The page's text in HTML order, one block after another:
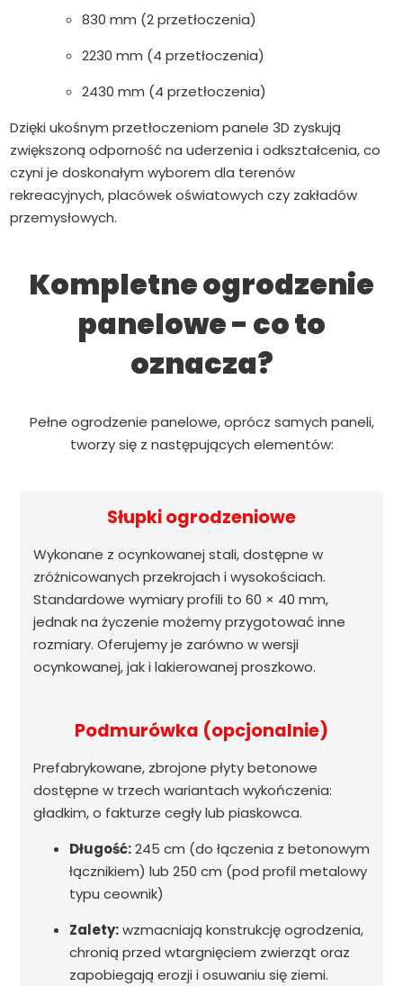
830 mm (2 przetłoczenia)
2230 mm (4 przetłoczenia)
2430 mm (4 przetłoczenia)
Dzięki ukośnym przetłoczeniom panele 3D zyskują
zwiększoną odporność na uderzenia i odkształcenia, co
czyni je doskonałym wyborem dla terenów
rekreacyjnych, placówek oświatowych czy zakładów
przemysłowych.
Kompletne ogrodzenie
panelowe - co to
oznacza?
Pełne ogrodzenie panelowe, oprócz samych paneli,
tworzy się z następujących elementów:
Słupki ogrodzeniowe
Wykonane z ocynkowanej stali, dostępne w
zróżnicowanych przekrojach i wysokościach.
Standardowe wymiary profili to 60 × 40 mm,
jednak na życzenie możemy przygotować inne
rozmiary. Oferujemy je zarówno w wersji
ocynkowanej, jak i lakierowanej proszkowo.
Podmurówka (opcjonalnie)
Prefabrykowane, zbrojone płyty betonowe
dostępne w trzech wariantach wykończenia:
gładkim, o fakturze cegły lub piaskowca.
Długość:245 cm (do łączenia z betonowym
łącznikiem) lub 250 cm (pod profil metalowy
typu ceownik)
Zalety:wzmacniają konstrukcję ogrodzenia,
chronią przed wtargnięciem zwierząt oraz
zapobiegają erozji i osuwaniu się ziemi.